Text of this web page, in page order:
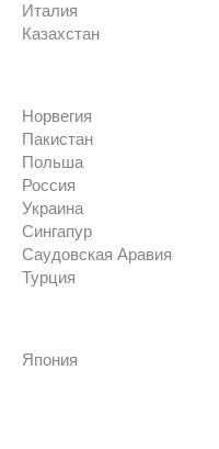
Италия
Казахстан
Норвегия
Пакистан
Польша
Россия
Украина
Сингапур
Саудовская Аравия
Турция
Япония